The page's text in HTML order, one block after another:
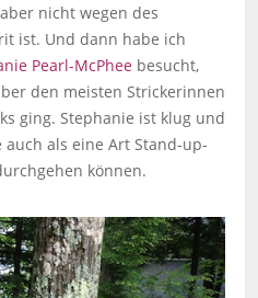
nicht wegen des
ist. Und dann habe ich
Pearl-McPhee besucht,
den meisten Strickerinnen
ging. Stephanie ist klug und
als eine Art Stand-up-
können.